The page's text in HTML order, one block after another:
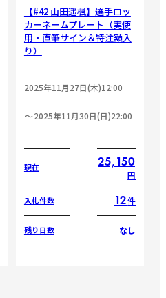
【#42 山田遥楓】選手ロッ
カーネームプレート（実使
用・直筆サイン＆特注額入
り）
2025年11月27日(木)12:00
2025年11月30日(日)22:00
現在 25,150
円
入札件数 12件
残り日数 なし